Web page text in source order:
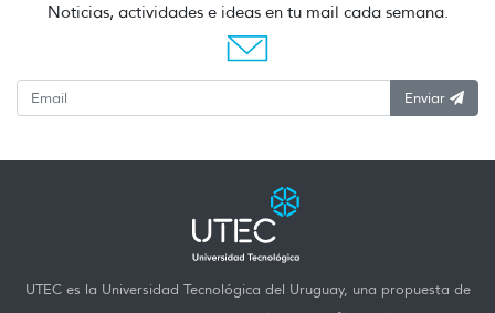
Noticias, actividades e ideas en tu mail cada semana.
Enviar
UTEC es la Universidad Tecnológica del Uruguay, una propuesta de